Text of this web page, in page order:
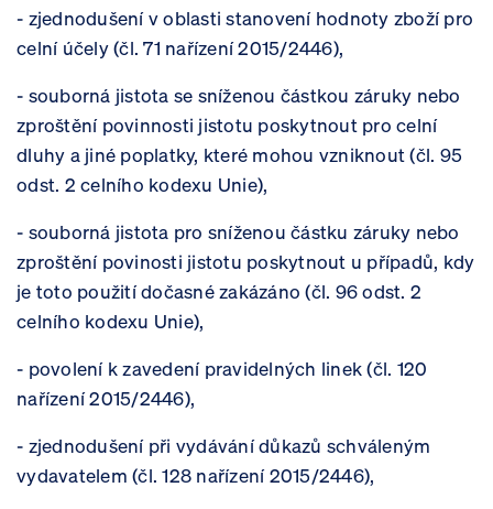
- zjednodušení v oblasti stanovení hodnoty zboží pro
celní účely (čl. 71 nařízení 2015/2446),
- souborná jistota se sníženou částkou záruky nebo
zproštění povinnosti jistotu poskytnout pro celní
dluhy a jiné poplatky, které mohou vzniknout (čl. 95
odst. 2 celního kodexu Unie),
- souborná jistota pro sníženou částku záruky nebo
zproštění povinosti jistotu poskytnout u případů, kdy
je toto použití dočasné zakázáno (čl. 96 odst. 2
celního kodexu Unie),
- povolení k zavedení pravidelných linek (čl. 120
nařízení 2015/2446),
- zjednodušení při vydávání důkazů schváleným
vydavatelem (čl. 128 nařízení 2015/2446),